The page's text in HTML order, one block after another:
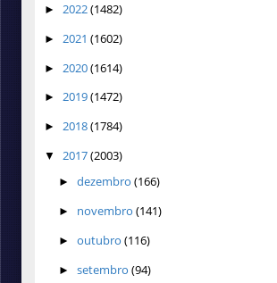
► 2022(1482)
► 2021 (1602)
► 2020(1614)
► 2019(1472)
► 2018(1784)
▼ 2017(2003)
► dezembro (166)
► novembro (141)
► outubro (116)
► setembro (94)